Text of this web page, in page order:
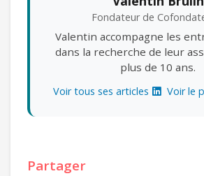
Fondateur de
Valentin accompagne les
dans la recherche de leur
plus de 10 ans.
Voir tous ses articles Voir le
Partager